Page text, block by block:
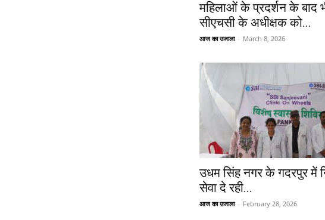
महिलाओं के प्रदर्शन के बाद
सीएचसी के अधीक्षक को...
आज का उजाला - March 8, 2026
उधम सिंह नगर के गदरपुर में
सेवा दे रही...
आज का उजाला - February 28, 2026